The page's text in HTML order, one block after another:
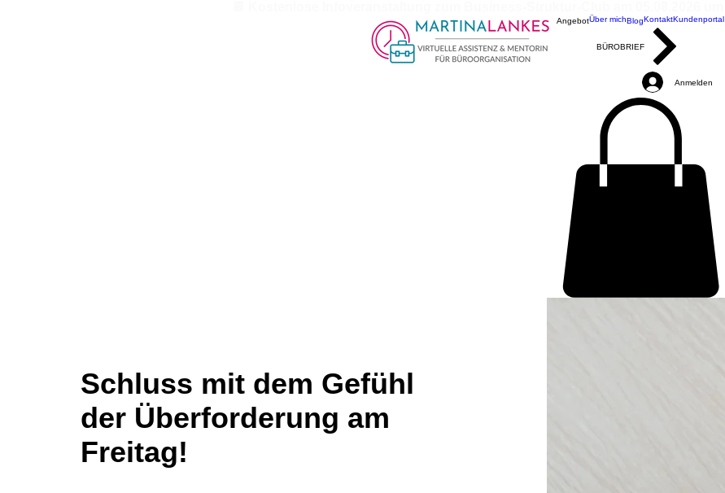
AngebotÜber michBlogKontaktKundenportal
BÜROBRIEF
Anmelden
Schluss mit dem Gefühl
der Überforderung am
Freitag!